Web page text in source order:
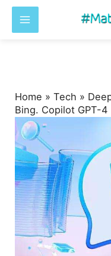
Home »Tech »
Bing. Copilot GPT-4